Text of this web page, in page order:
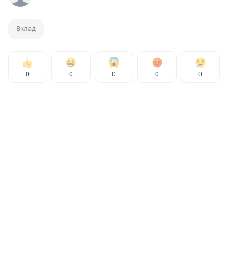
Вклад
0 0 0 0 0